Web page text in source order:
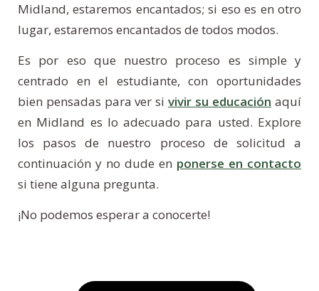
Midland, estaremos encantados; si eso es en otro
lugar, estaremos encantados de todos modos.
Es por eso que nuestro proceso es simple y
centrado en el estudiante, con oportunidades
bien pensadas para ver si vivir su educación aquí
en Midland es lo adecuado para usted. Explore
los pasos de nuestro proceso de solicitud a
continuación y no dude en ponerse en contacto
si tiene alguna pregunta.
¡No podemos esperar a conocerte!